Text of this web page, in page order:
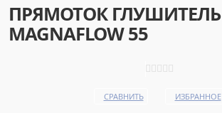
ПРЯМОТOК ГЛУШИТЕЛЬ
MAGNАFLOW 55
СРАВНИТЬ ИЗБРАННОЕ